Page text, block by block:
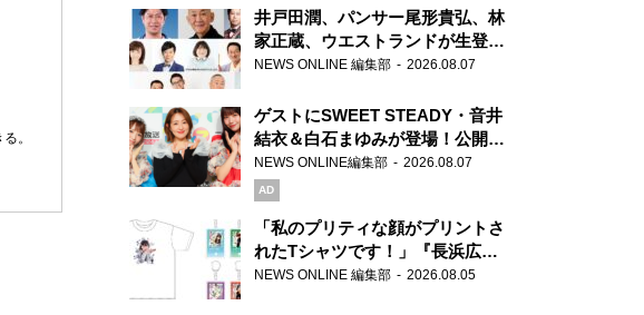
。
井戸田潤、パンサー尾形貴弘、林
家正蔵、ウエストランドが生登
場！『ラジオビバリー昼ズ』
NEWS ONLINE 編集部 2026.08.07
ゲストにSWEET STEADY・音井
結衣＆白石まゆみが登場！公開収
録で素顔全開！
NEWS ONLINE編集部 2026.08.07
AD
「私のプリティな顔がプリントさ
れたTシャツです！」『長浜広奈
天下無双』初の番組グッズ発売
NEWS ONLINE 編集部 2026.08.05